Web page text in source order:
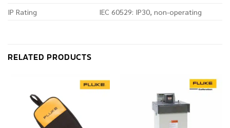
IP Rating
IEC 60529: IP30, non-operating
RELATED PRODUCTS